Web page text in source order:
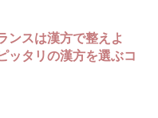
ンスは漢方で整えよ
ッタリの漢方を選ぶコ